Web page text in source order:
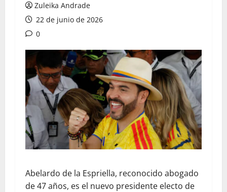
Zuleika Andrade
22 de junio de 2026
0
Abelardo de la Espriella, reconocido abogado
de 47 años, es el nuevo presidente electo de